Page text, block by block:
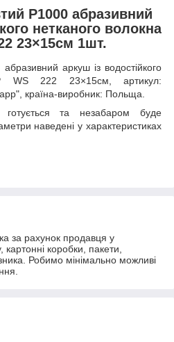
P1000 абразивний
нетканого волокна
23×15см 1шт.
аркуш із водостійкого
WS 222 23×15см, артикул:
країна-виробник: Польща.
та незабаром буде
наведені у характеристиках
за рахунок продавця у
коробки, пакети,
Робимо мінімально можливі